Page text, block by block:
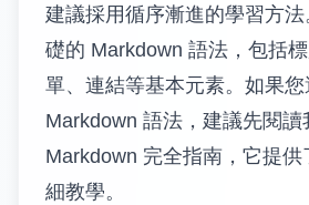
建議採用循序漸進的學習方
礎的 Markdown 語法，包括
單、連結等基本元素。如果
Markdown 語法，建議先閱讀
Markdown 完全指南 ，它提
細教學。